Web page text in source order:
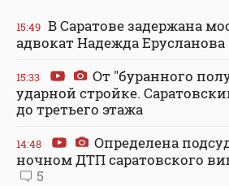
15:49 В Саратове задержана
адвокат Надежда Ерусланова
15:33
От "буранного
ударной стройке.
до третьего этажа
14:48
Определена
ночном ДТП саратовского
5